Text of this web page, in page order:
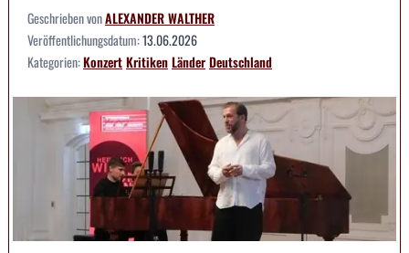
Geschrieben vonALEXANDER WALTHER
Veröffentlichungsdatum:13.06.2026
Kategorien:KonzertKritikenLänderDeutschland